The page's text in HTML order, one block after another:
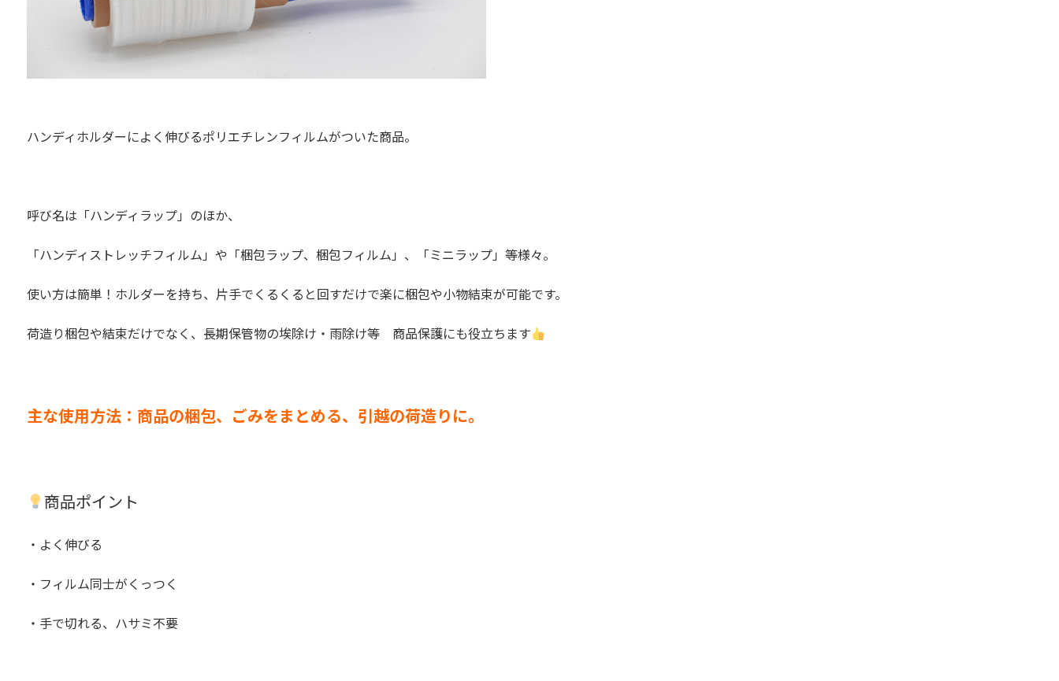
ハンディホルダーによく伸びるポリエチレンフィルムがついた商品。
呼び名は「ハンディラップ」のほか、
「ハンディストレッチフィルム」や「梱包ラップ、梱包フィルム」、「ミニラップ」等様々。
使い方は簡単！ホルダーを持ち、 片手でくるくると回すだけで楽に梱包や小物結束が可能です。
荷造り梱包や結束だけでなく、長期保管物の埃除け・雨除け等 商品保護にも役立ちます
主な使用方法：商品の梱包、ごみをまとめる、引越の荷造りに。
商品ポイント
・よく伸びる
・フィルム同士がくっつく
・手で切れる、ハサミ不要